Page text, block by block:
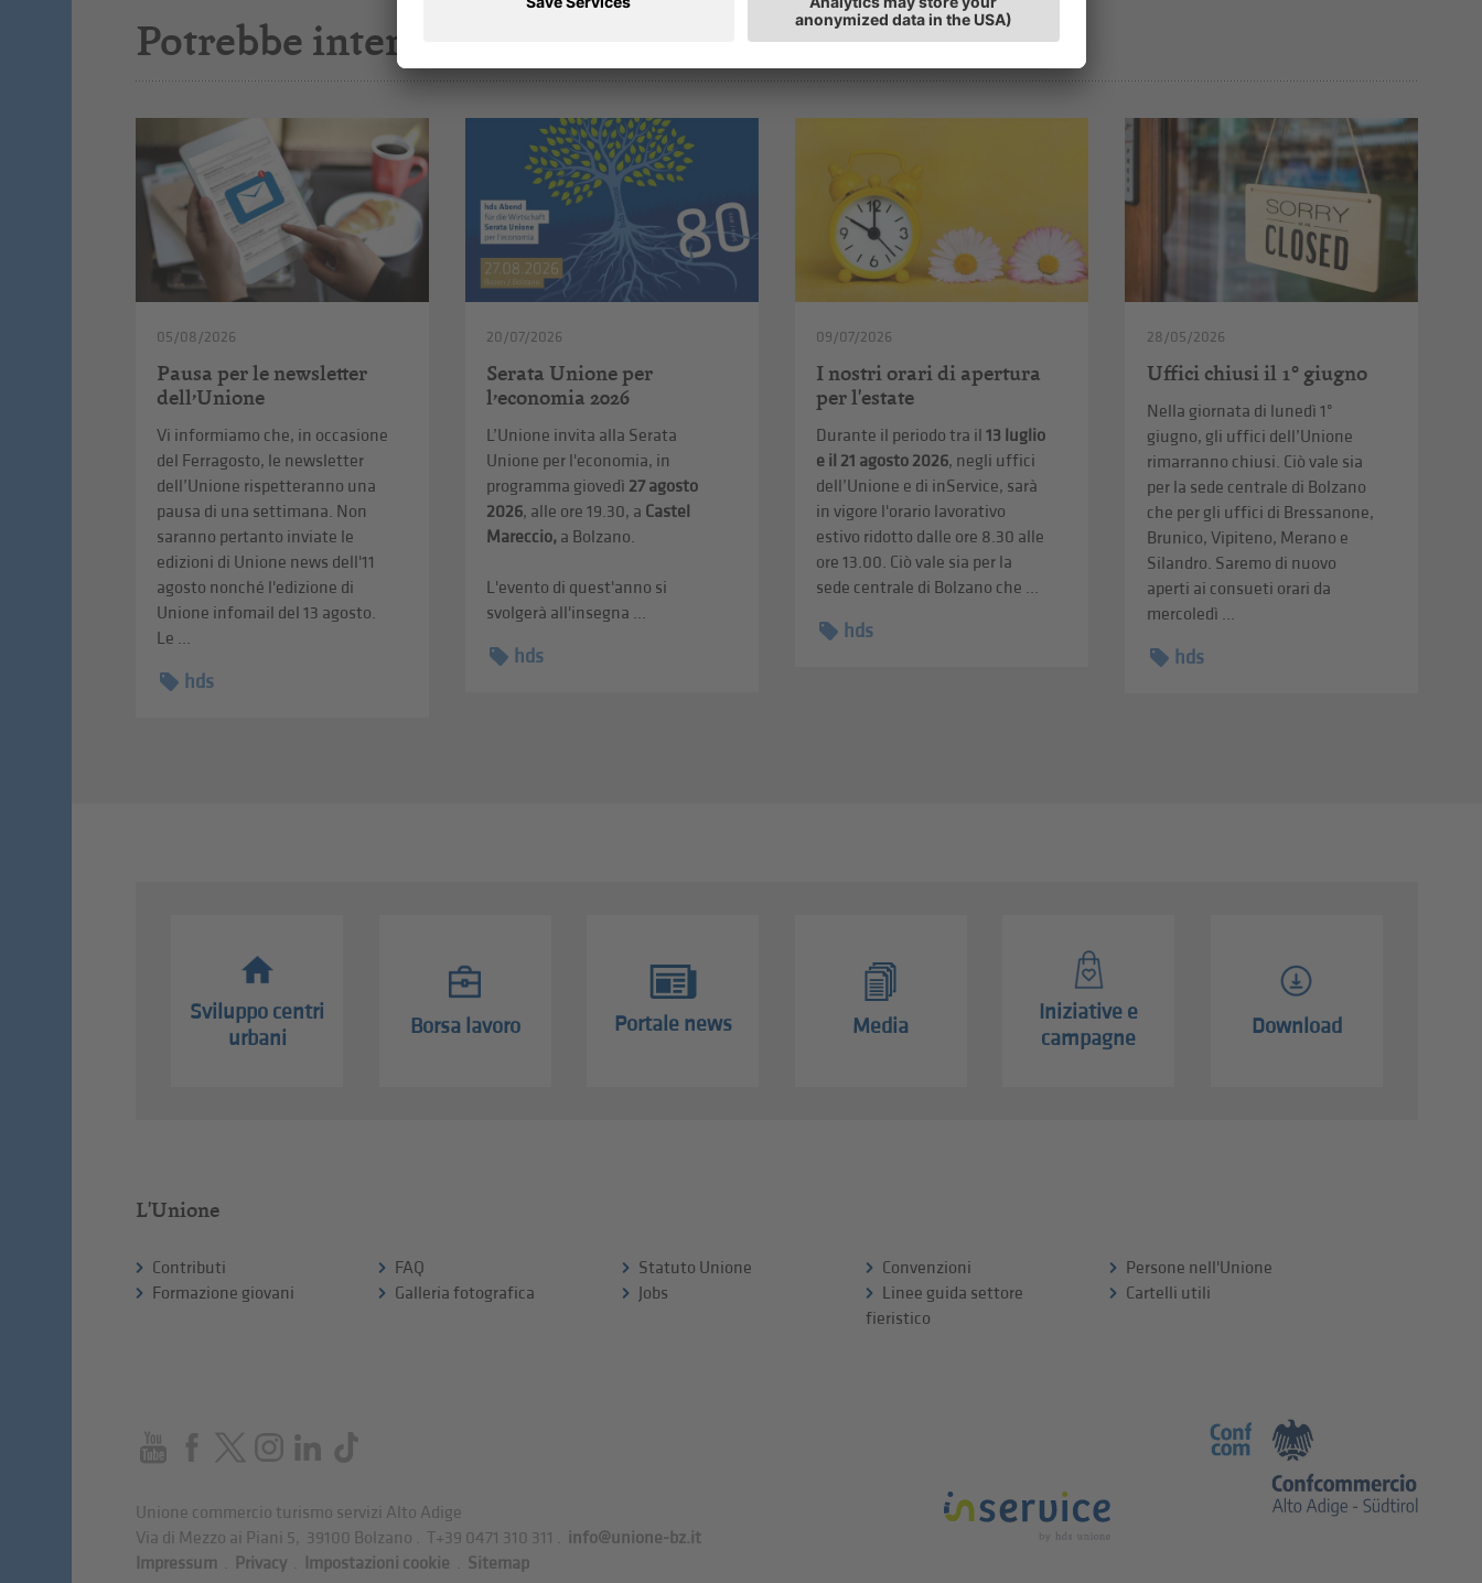
Potrebbe interessarti anche
05/08/2026
Pausa per le newsletter
dell’Unione
Vi informiamo che, in occasione
del Ferragosto, le newsletter
dell’Unione rispetteranno una
pausa di una settimana. Non
saranno pertanto inviate le
edizioni di Unione news dell'11
agosto nonché l'edizione di
Unione infomail del 13 agosto.
Le ...
hds
20/07/2026
Serata Unione per
l’economia 2026
L’Unione invita alla Serata
Unione per l'economia, in
programma giovedì 27 agosto
2026, alle ore 19.30, a Castel
Mareccio, a Bolzano.
L'evento di quest'anno si
svolgerà all'insegna ...
hds
09/07/2026
I nostri orari di apertura
per l'estate
Durante il periodo tra il13 luglio
e il 21 agosto 2026, negli uffici
dell’Unione e di inService, sarà
in vigore l'orario lavorativo
estivo ridotto dalle ore 8.30 alle
ore 13.00. Ciò vale sia per la
sede centrale di Bolzano che ...
hds
28/05/2026
Uffici chiusi il 1° giugno
Nella giornata di lunedì 1°
giugno, gli uffici dell’Unione
rimarranno chiusi. Ciò vale sia
per la sede centrale di Bolzano
che per gli uffici di Bressanone,
Brunico, Vipiteno, Merano e
Silandro. Saremo di nuovo
aperti ai consueti orari da
mercoledì ...
hds
Sviluppo centri
urbani
Borsa lavoro Portale news Media
Iniziative e
campagne
Download
L'Unione
Contributi
Formazione giovani
FAQ
Galleria fotografica
Statuto Unione
Jobs
Convenzioni
Linee guida settore
fieristico
Persone nell'Unione
Cartelli utili
Unione commercio turismo servizi Alto Adige
Via di Mezzo ai Piani 5
39100 Bolzano T+39 0471 310 311
info@unione-bz.it
Impressum
Privacy Impostazioni cookie Sitemap